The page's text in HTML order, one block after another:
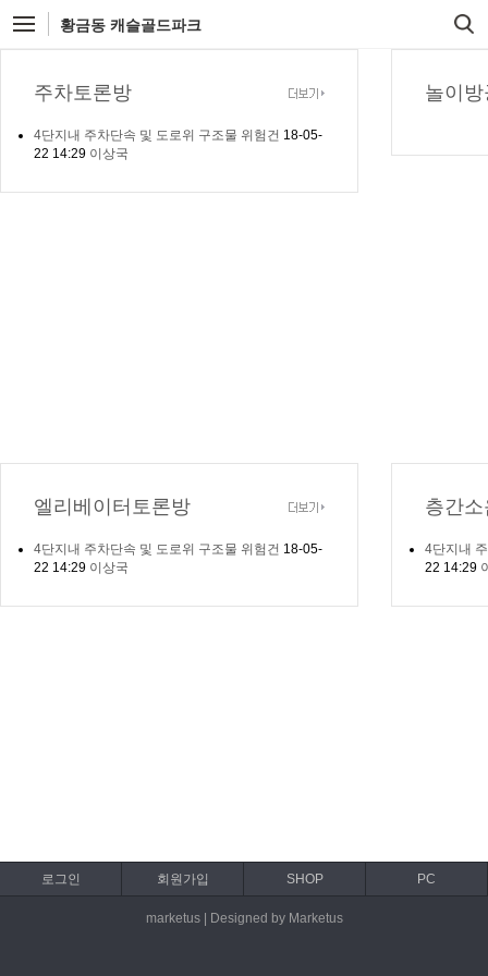
황금동 캐슬골드파크
주차토론방
4단지내 주차단속 및 도로위 구조물 위험건 18-05-
22 14:29 이상국
놀이
엘리베이터토론방
4단지내 주차단속 및 도로위 구조물 위험건 18-05-
22 14:29 이상국
층간
4단지내
22 14:29
로그인 회원가입 SHOP PC
marketus | Designed by Marketus